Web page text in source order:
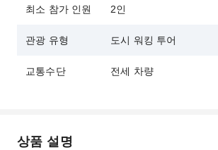
최소 참가 인원 2인
관광 유형 도시 워킹 투어
교통수단 전세 차량
상품 설명